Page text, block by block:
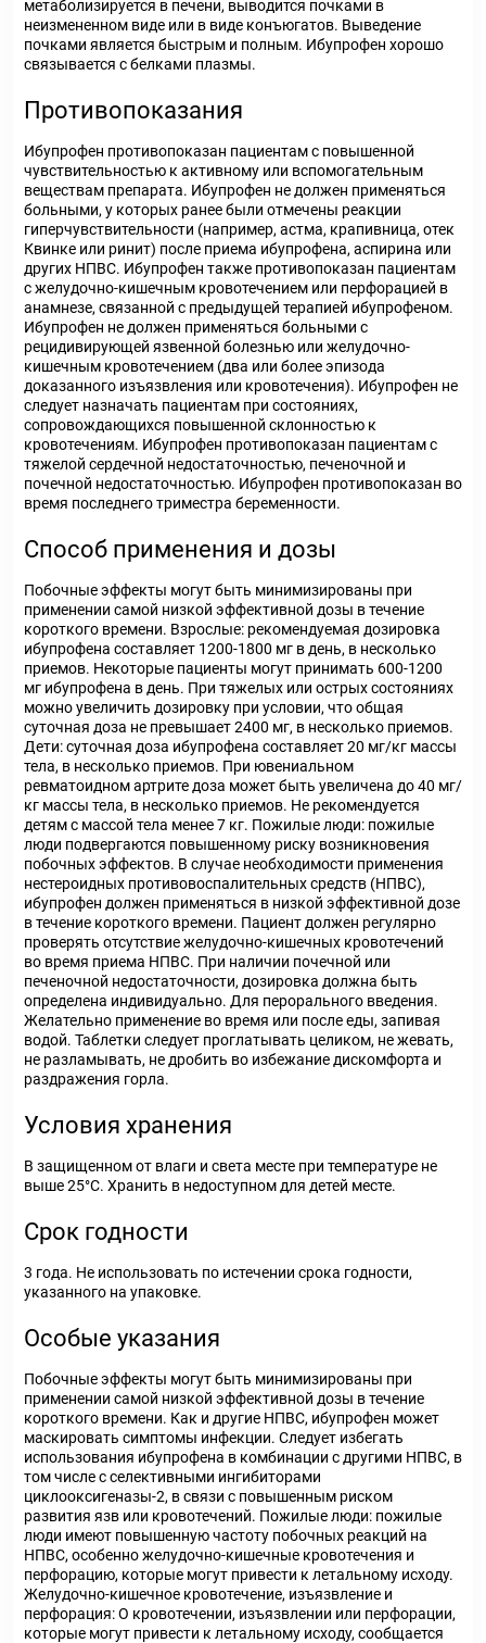
метаболизируется в печени, выводится почками в
неизмененном виде или в виде конъюгатов. Выведение
почками является быстрым и полным. Ибупрофен хорошо
связывается с белками плазмы.
Противопоказания
Ибупрофен противопоказан пациентам с повышенной
чувствительностью к активному или вспомогательным
веществам препарата. Ибупрофен не должен применяться
больными, у которых ранее были отмечены реакции
гиперчувствительности (например, астма, крапивница, отек
Квинке или ринит) после приема ибупрофена, аспирина или
других НПВС. Ибупрофен также противопоказан пациентам
с желудочно-кишечным кровотечением или перфорацией в
анамнезе, связанной с предыдущей терапией ибупрофеном.
Ибупрофен не должен применяться больными с
рецидивирующей язвенной болезнью или желудочно-
кишечным кровотечением (два или более эпизода
доказанного изъязвления или кровотечения). Ибупрофен не
следует назначать пациентам при состояниях,
сопровождающихся повышенной склонностью к
кровотечениям. Ибупрофен противопоказан пациентам с
тяжелой сердечной недостаточностью, печеночной и
почечной недостаточностью. Ибупрофен противопоказан во
время последнего триместра беременности.
Способ применения и дозы
Побочные эффекты могут быть минимизированы при
применении самой низкой эффективной дозы в течение
короткого времени. Взрослые: рекомендуемая дозировка
ибупрофена составляет 1200-1800 мг в день, в несколько
приемов. Некоторые пациенты могут принимать 600-1200
мг ибупрофена в день. При тяжелых или острых состояниях
можно увеличить дозировку при условии, что общая
суточная доза не превышает 2400 мг, в несколько приемов.
Дети: суточная доза ибупрофена составляет 20 мг/кг массы
тела, в несколько приемов. При ювениальном
ревматоидном артрите доза может быть увеличена до 40 мг/
кг массы тела, в несколько приемов. Не рекомендуется
детям с массой тела менее 7 кг. Пожилые люди: пожилые
люди подвергаются повышенному риску возникновения
побочных эффектов. В случае необходимости применения
нестероидных противовоспалительных средств (НПВС),
ибупрофен должен применяться в низкой эффективной дозе
в течение короткого времени. Пациент должен регулярно
проверять отсутствие желудочно-кишечных кровотечений
во время приема НПВС. При наличии почечной или
печеночной недостаточности, дозировка должна быть
определена индивидуально. Для перорального введения.
Желательно применение во время или после еды, запивая
водой. Таблетки следует проглатывать целиком, не жевать,
не разламывать, не дробить во избежание дискомфорта и
раздражения горла.
Условия хранения
В защищенном от влаги и света месте при температуре не
выше 25°С. Хранить в недоступном для детей месте.
Срок годности
3 года. Не использовать по истечении срока годности,
указанного на упаковке.
Особые указания
Побочные эффекты могут быть минимизированы при
применении самой низкой эффективной дозы в течение
короткого времени. Как и другие НПВС, ибупрофен может
маскировать симптомы инфекции. Следует избегать
использования ибупрофена в комбинации с другими НПВС, в
том числе с селективными ингибиторами
циклооксигеназы-2, в связи с повышенным риском
развития язв или кровотечений. Пожилые люди: пожилые
люди имеют повышенную частоту побочных реакций на
НПВС, особенно желудочно-кишечные кровотечения и
перфорацию, которые могут привести к летальному исходу.
Желудочно-кишечное кровотечение, изъязвление и
перфорация: О кровотечении, изъязвлении или перфорации,
которые могут привести к летальному исходу, сообщается